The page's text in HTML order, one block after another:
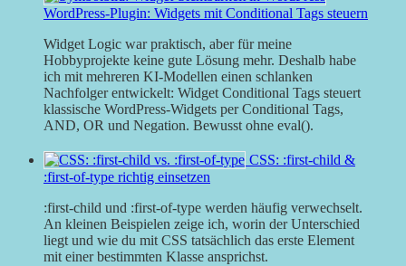
WordPress-Plugin: Widgets mit Conditional Tags steuern
Widget Logic war praktisch, aber für meine
Hobbyprojekte keine gute Lösung mehr. Deshalb habe
ich mit mehreren KI-Modellen einen schlanken
Nachfolger entwickelt: Widget Conditional Tags steuert
klassische WordPress-Widgets per Conditional Tags,
AND, OR und Negation. Bewusst ohne eval().
CSS: :first-child &
:first-of-type richtig einsetzen
:first-child und :first-of-type werden häufig verwechselt.
An kleinen Beispielen zeige ich, worin der Unterschied
liegt und wie du mit CSS tatsächlich das erste Element
mit einer bestimmten Klasse ansprichst.